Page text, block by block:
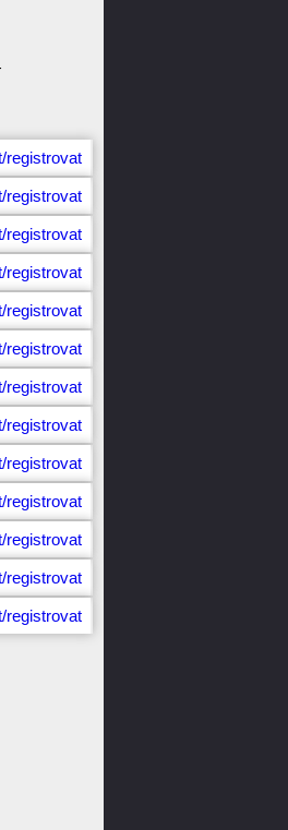
registrovat
registrovat
registrovat
registrovat
registrovat
registrovat
registrovat
registrovat
registrovat
registrovat
registrovat
registrovat
registrovat